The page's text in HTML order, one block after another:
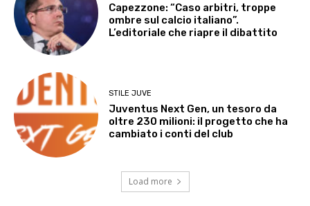
Capezzone: “Caso arbitri, troppe
ombre sul calcio italiano”.
L’editoriale che riapre il dibattito
STILE JUVE
Juventus Next Gen, un tesoro da
oltre 230 milioni: il progetto che ha
cambiato i conti del club
Load more